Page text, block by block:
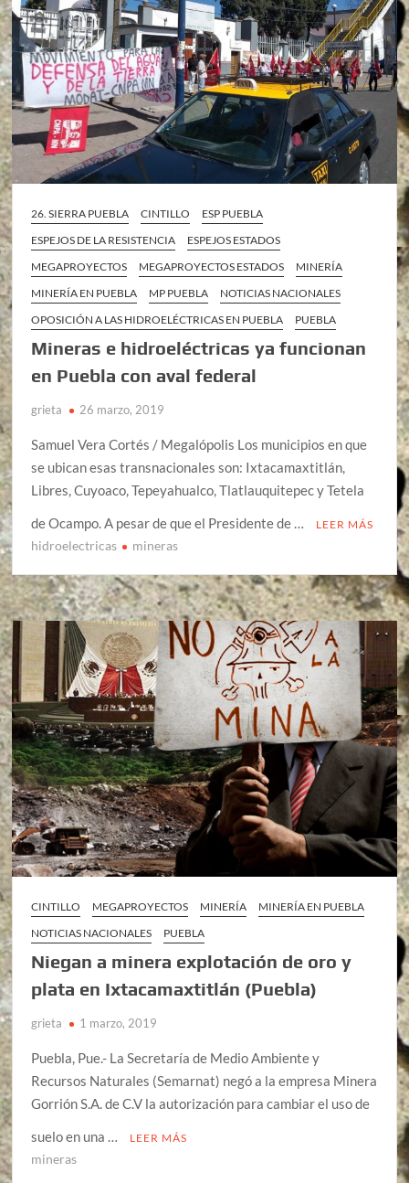
26. SIERRA PUEBLA CINTILLO
ESP PUEBLA
ESPEJOS DE LA RESISTENCIA
ESPEJOS ESTADOS
MEGAPROYECTOS
MEGAPROYECTOS ESTADOS
MINERÍA
MINERÍA EN PUEBLA
MP PUEBLA
NOTICIAS NACIONALES
OPOSICIÓN A LAS HIDROELÉCTRICAS EN PUEBLA
PUEBLA
Mineras e hidroeléctricas ya funcionan
en Puebla con aval federal
grieta 26 marzo, 2019
Samuel Vera Cortés / Megalópolis Los municipios en que
se ubican esas transnacionales son: Ixtacamaxtitlán,
Libres, Cuyoaco, Tepeyahualco, Tlatlauquitepec y Tetela
de Ocampo. A pesar de que el Presidente de …
LEER MÁS
hidroelectricas mineras
CINTILLO MEGAPROYECTOS MINERÍA
MINERÍA EN PUEBLA
NOTICIAS NACIONALES
PUEBLA
Niegan a minera explotación de oro y
plata en Ixtacamaxtitlán (Puebla)
grieta 1 marzo, 2019
Puebla, Pue.- La Secretaría de Medio Ambiente y
Recursos Naturales (Semarnat) negó a la empresa Minera
Gorrión S.A. de C.V la autorización para cambiar el uso de
suelo en una …
LEER MÁS
mineras